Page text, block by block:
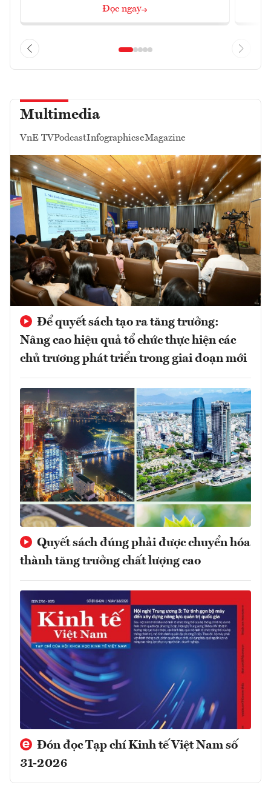
Đọc ngay
Multimedia
VnE TVPodcastInfographicseMagazine
Để quyết sách tạo ra tăng trưởng:
Nâng cao hiệu quả tổ chức thực hiện các
chủ trương phát triển trong giai đoạn mới
Quyết sách đúng phải được chuyển hóa
thành tăng trưởng chất lượng cao
Đón đọc Tạp chí Kinh tế Việt Nam số
31-2026